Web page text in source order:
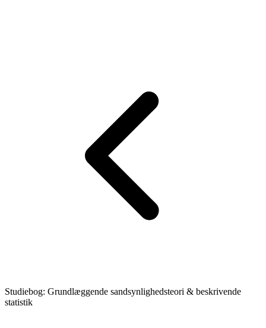
Studiebog: Grundlæggende sandsynlighedsteori & beskrivende
statistik